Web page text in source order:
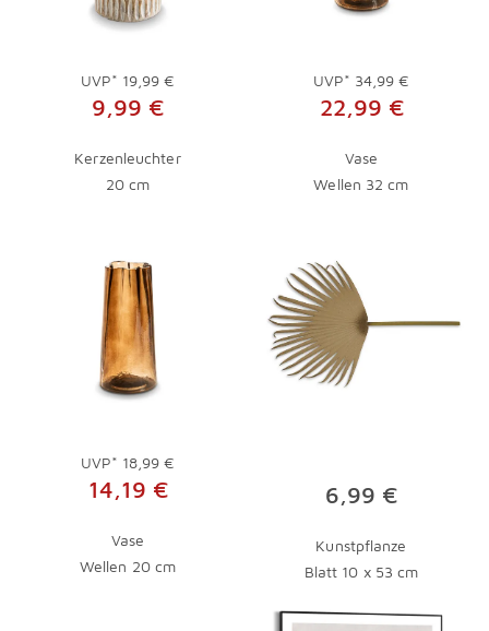
UVP* 19,99 €
9,99 €
Kerzenleuchter
20 cm
UVP* 34,99 €
22,99 €
Vase
Wellen 32 cm
UVP* 18,99 €
14,19 €
Vase
Wellen 20 cm
6,99 €
Kunstpflanze
Blatt 10 x 53 cm